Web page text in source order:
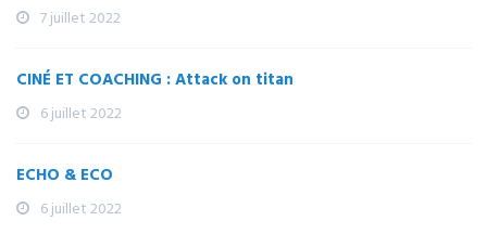
7 juillet 2022
CINÉ ET COACHING : Attack on titan
6 juillet 2022
ECHO & ECO
6 juillet 2022